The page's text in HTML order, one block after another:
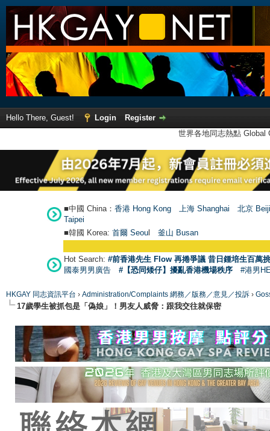
Hello There, Guest! Login
Register
世界各地同志熱點
■中國 China： 香港 Hong Kong 上海 Shanghai
北京
Taipei
■韓國 Korea: 首爾 Seoul 釜山 Busan
Hot Search: #前香港先生 Flow 再捲爭議 昔日鍾培生百萬
國泰男男廣告
#【恐同矮仔】擾亂香港機場秩序 #港男
HKGAY 同志資訊平台 › Administration/Complaints 網務／版務／意見／投訴 ›
17歲學生被抓包是「偽娘」！男友人威脅：跟我交往就保密